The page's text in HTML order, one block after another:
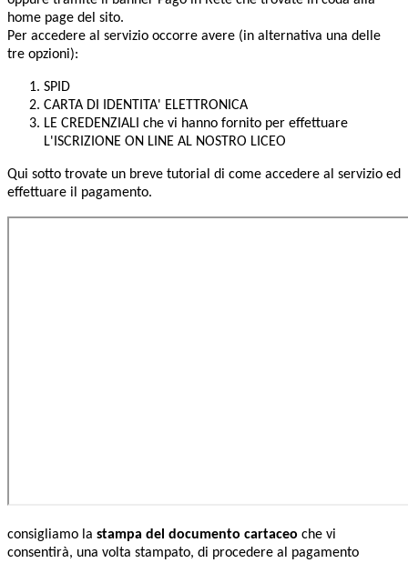
home page del sito.
Per accedere al servizio occorre avere (in alternativa una delle
tre opzioni):
SPID
CARTA DI IDENTITA' ELETTRONICA
LE CREDENZIALI che vi hanno fornito per effettuare
L'ISCRIZIONE ON LINE AL NOSTRO LICEO
Qui sotto trovate un breve tutorial di come accedere al servizio ed
effettuare il pagamento.
consigliamo la stampa del documento cartaceo che vi
consentirà, una volta stampato, di procedere al pagamento